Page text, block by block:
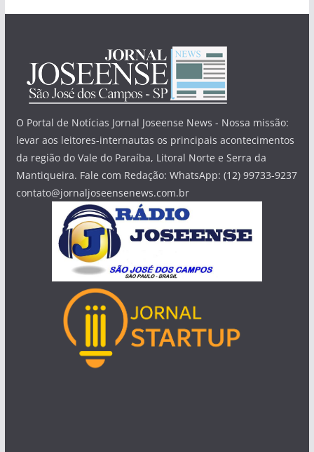
O Portal de Notícias Jornal Joseense News - Nossa missão:
levar aos leitores-internautas os principais acontecimentos
da região do Vale do Paraíba, Litoral Norte e Serra da
Mantiqueira. Fale com Redação: WhatsApp: (12) 99733-9237
contato@jornaljoseensenews.com.br